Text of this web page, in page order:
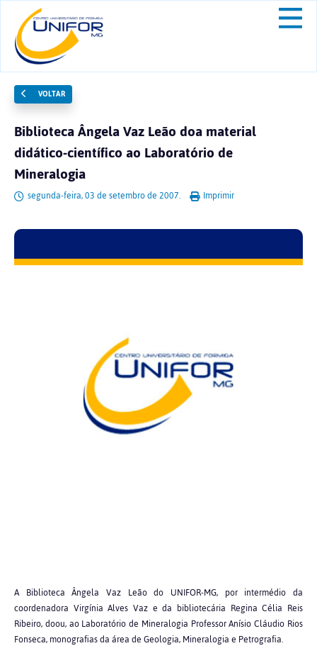
VOLTAR
Biblioteca Ângela Vaz Leão doa material
didático-científico ao Laboratório de
Mineralogia
segunda-feira, 03 de setembro de 2007. Imprimir
A Biblioteca Ângela Vaz Leão do UNIFOR-MG, por intermédio da
coordenadora Virgínia Alves Vaz e da bibliotecária Regina Célia Reis
Ribeiro, doou, ao Laboratório de Mineralogia Professor Anísio Cláudio Rios
Fonseca, monografias da área de Geologia, Mineralogia e Petrografia.